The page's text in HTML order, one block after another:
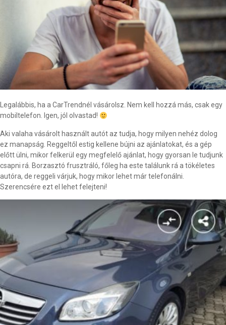
Legalábbis, ha a CarTrendnél vásárolsz. Nem kell hozzá más, csak egy
mobiltelefon. Igen, jól olvastad!
Aki valaha vásárolt használt autót az tudja, hogy milyen nehéz dolog
ez manapság. Reggeltől estig kellene bújni az ajánlatokat, és a gép
előtt ülni, mikor felkerül egy megfelelő ajánlat, hogy gyorsan le tudjunk
csapni rá. Borzasztó frusztráló, főleg ha este találunk rá a tökéletes
autóra, de reggeli várjuk, hogy mikor lehet már telefonálni.
Szerencsére ezt el lehet felejteni!